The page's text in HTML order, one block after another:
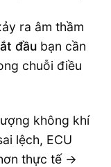
ra âm thầm
đầu bạn cần
chuỗi điều
không khí
lệch, ECU
thực tế →